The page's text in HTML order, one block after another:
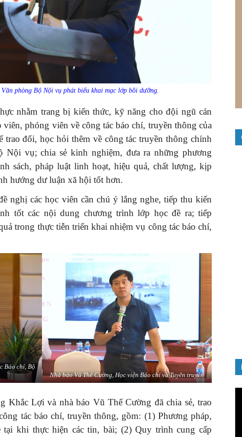
phòng Bộ Nội vụ phát biểu khai mạc lớp bồi dưỡng.
nhằm trang bị kiến thức, kỹ năng cho đội ngũ cán
phóng viên về công tác báo chí, truyền thông của
đổi, học hỏi thêm về công tác truyền thông chính
Nội vụ; chia sẻ kinh nghiệm, đưa ra những phương
sách, pháp luật linh hoạt, hiệu quả, chất lượng, kịp
hướng dư luận xã hội tốt hơn.
nghị các học viên cần chú ý lắng nghe, tiếp thu kiến
tốt các nội dung chương trình lớp học đề ra; tiếp
trong thực tiễn triển khai nhiệm vụ công tác báo chí,
Báo chí, Bộ
Nhà báo Vũ Thế Cường, Học viện Báo chí và Tuyên truyền
Khắc Lợi và nhà báo Vũ Thế Cường đã chia sẻ, trao
tác báo chí, truyền thông, gồm: (1) Phương pháp,
tại khi thực hiện các tin, bài; (2) Quy trình cung cấp